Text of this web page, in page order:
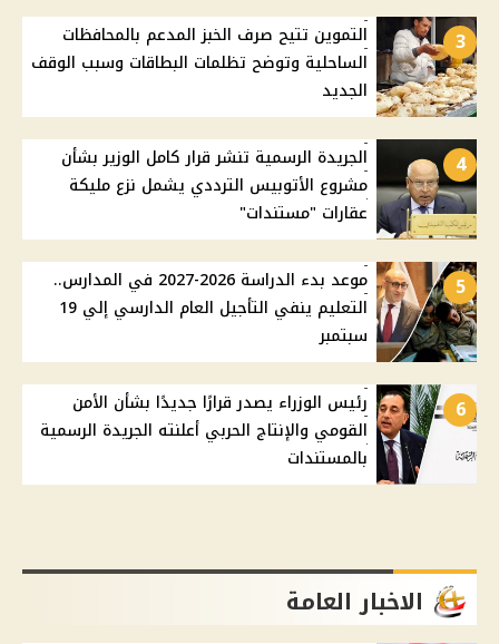
3
التموين تتيح صرف الخبز المدعم بالمحافظات
الساحلية وتوضح تظلمات البطاقات وسبب الوقف
الجديد
4
الجريدة الرسمية تنشر قرار كامل الوزير بشأن
مشروع الأتوبيس الترددي يشمل نزع مليكة
عقارات "مستندات"
5
موعد بدء الدراسة 2026-2027 في المدارس..
التعليم ينفي التأجيل العام الدارسي إلي 19
سبتمبر
6
رئيس الوزراء يصدر قرارًا جديدًا بشأن الأمن
القومي والإنتاج الحربي أعلنته الجريدة الرسمية
بالمستندات
الاخبار العامة